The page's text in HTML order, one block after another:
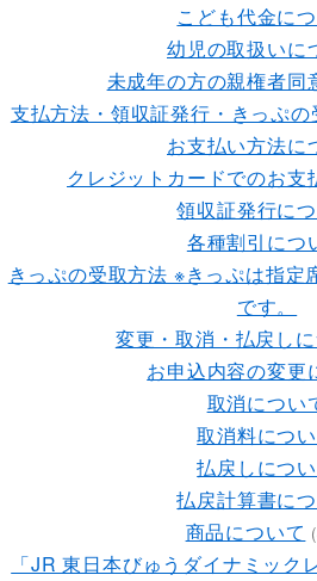
こども代金に
幼児の取扱いに
未成年の方の親権者同
支払方法・領収証発行・きっぷの
お支払い方法に
クレジットカードでのお支
領収証発行に
各種割引につ
きっぷの受取方法 ※きっぷは指定
です。
変更・取消・払戻し
お申込内容の変更
取消につい
取消料につ
払戻しにつ
払戻計算書に
商品について
「JR 東日本びゅうダイナミック